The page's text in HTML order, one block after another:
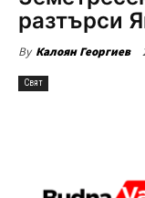
разтърси
By Калоян Георгиев
Свят